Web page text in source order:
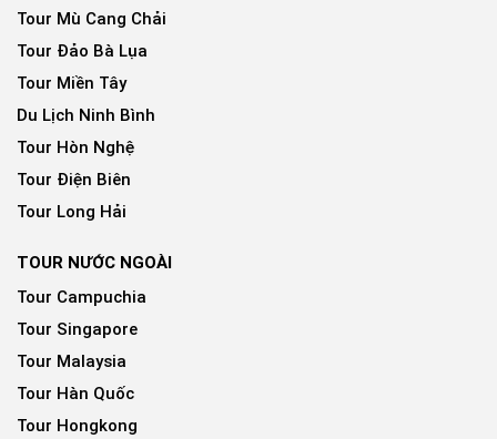
Tour Mù Cang Chải
Tour Đảo Bà Lụa
Tour Miền Tây
Du Lịch Ninh Bình
Tour Hòn Nghệ
Tour Điện Biên
Tour Long Hải
TOUR NƯỚC NGOÀI
Tour Campuchia
Tour Singapore
Tour Malaysia
Tour Hàn Quốc
Tour Hongkong